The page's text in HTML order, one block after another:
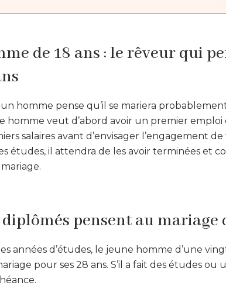
de 18 ans : le rêveur qui
un homme pense qu’il se mariera
homme veut d’abord avoir un premier emploi
salaires avant d’envisager l’engagement
études, il attendra de les avoir terminées et
diplômés pensent au mariage
années d’études, le jeune homme d’une
pour ses 28 ans. S’il a fait des études